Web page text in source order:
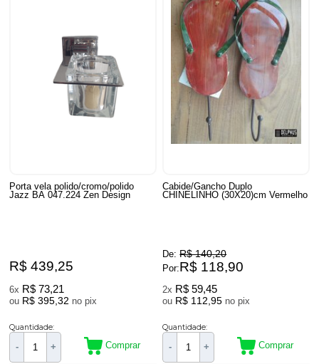
Porta vela polido/cromo/polido
Jazz BA 047.224 Zen Design
R$ 439,25
6x R$ 73,21
ou R$ 395,32 no pix
Quantidade:
- + Comprar
Cabide/Gancho Duplo
CHINELINHO (30X20)cm Vermelho
De: R$ 140,20
Por:R$ 118,90
2x R$ 59,45
ou R$ 112,95 no pix
Quantidade:
- + Comprar